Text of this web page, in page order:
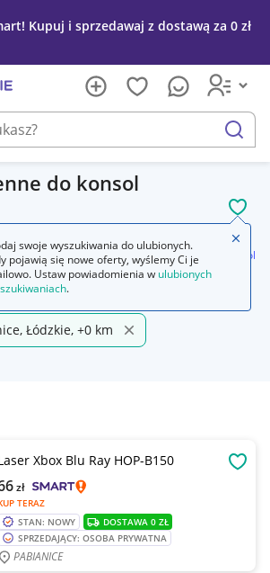
Kupuj i sprzedawaj z dostawą za 0 zł
szukaj
do konsol
Konsole i automaty Części zamienne do konsol
do konsol
Łódzkie, +0 km
Laser Xbox Blu Ray HOP-B150
TERAZ
zł
STAN: NOWY
DOSTAWA 0 ZŁ
SPRZEDAJĄCY: OSOBA PRYWATNA
PABIANICE
swoje wyszukiwania do ulubionych.
pojawią się nowe oferty, wyślemy Ci je
Ustaw powiadomienia w ulubionych
.